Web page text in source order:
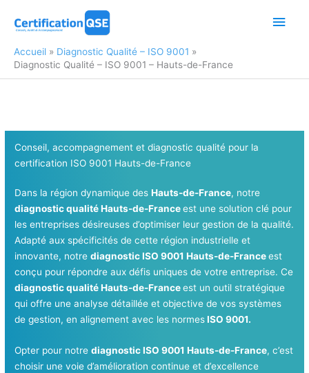
Accueil
Diagnostic Qualité – ISO 9001
Diagnostic Qualité – ISO 9001 – Hauts-de-France
Conseil, accompagnement et diagnostic qualité pour la
certification ISO 9001 Hauts-de-France
Dans la région dynamique desHauts-de-France, notre
diagnostic qualité Hauts-de-Franceest une solution clé pour
les entreprises désireuses d’optimiser leur gestion de la qualité.
Adapté aux spécificités de cette région industrielle et
innovante, notrediagnostic ISO 9001 Hauts-de-Franceest
conçu pour répondre aux défis uniques de votre entreprise. Ce
diagnostic qualité Hauts-de-Franceest un outil stratégique
qui offre une analyse détaillée et objective de vos systèmes
de gestion, en alignement avec les normesISO 9001.
Opter pour notrediagnostic ISO 9001 Hauts-de-France, c’est
choisir une voie d’amélioration continue et d’excellence